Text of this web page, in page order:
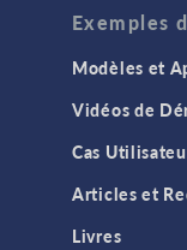
Exemples
Modèles et
Vidéos de
Cas
Articles et
Livres